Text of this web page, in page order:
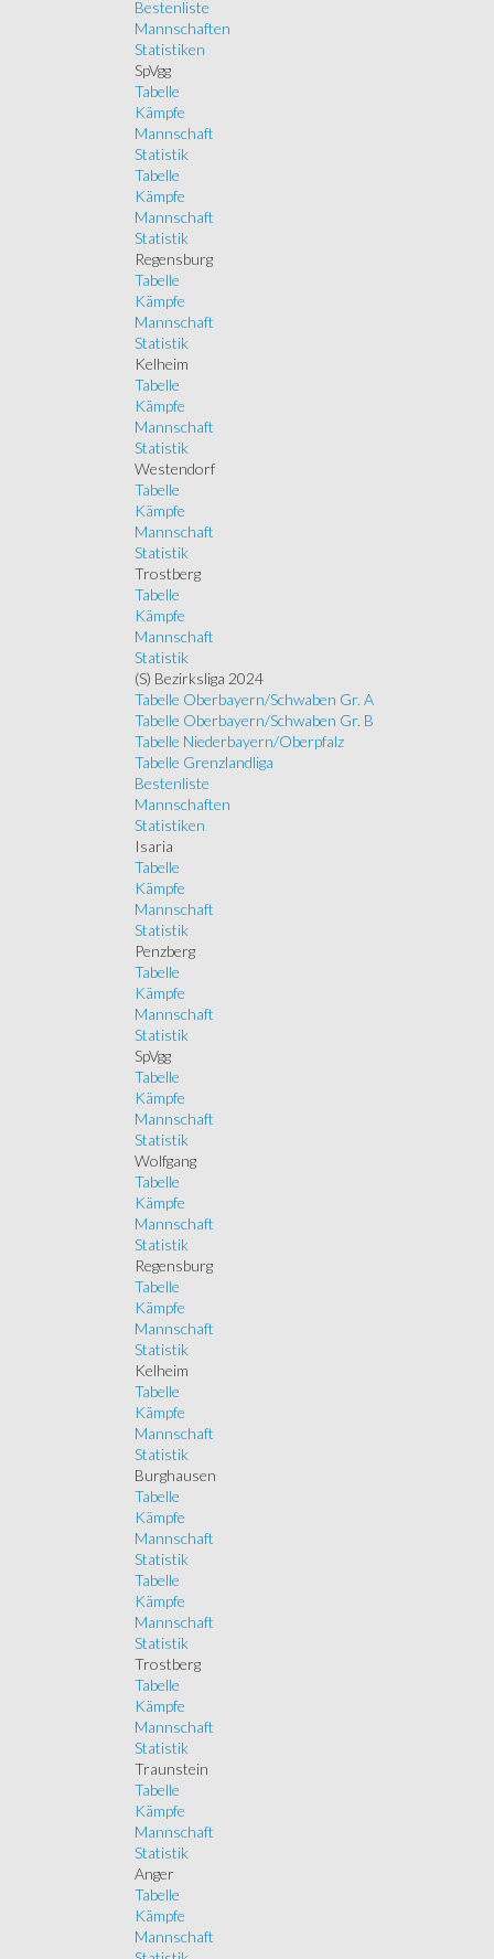
Bestenliste
Mannschaften
Statistiken
SpVgg
Tabelle
Kämpfe
Mannschaft
Statistik
Tabelle
Kämpfe
Mannschaft
Statistik
Regensburg
Tabelle
Kämpfe
Mannschaft
Statistik
Kelheim
Tabelle
Kämpfe
Mannschaft
Statistik
Westendorf
Tabelle
Kämpfe
Mannschaft
Statistik
Trostberg
Tabelle
Kämpfe
Mannschaft
Statistik
(S) Bezirksliga 2024
Tabelle Oberbayern/Schwaben Gr. A
Tabelle Oberbayern/Schwaben Gr. B
Tabelle Niederbayern/Oberpfalz
Tabelle Grenzlandliga
Bestenliste
Mannschaften
Statistiken
Isaria
Tabelle
Kämpfe
Mannschaft
Statistik
Penzberg
Tabelle
Kämpfe
Mannschaft
Statistik
SpVgg
Tabelle
Kämpfe
Mannschaft
Statistik
Wolfgang
Tabelle
Kämpfe
Mannschaft
Statistik
Regensburg
Tabelle
Kämpfe
Mannschaft
Statistik
Kelheim
Tabelle
Kämpfe
Mannschaft
Statistik
Burghausen
Tabelle
Kämpfe
Mannschaft
Statistik
Tabelle
Kämpfe
Mannschaft
Statistik
Trostberg
Tabelle
Kämpfe
Mannschaft
Statistik
Traunstein
Tabelle
Kämpfe
Mannschaft
Statistik
Anger
Tabelle
Kämpfe
Mannschaft